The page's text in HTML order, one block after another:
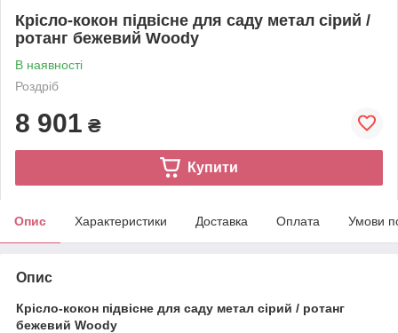
Крісло-кокон підвісне для саду метал сірий /
ротанг бежевий Woody
В наявності
Роздріб
8 901 ₴
Купити
Опис Характеристики Доставка Оплата Умови
Опис
Крісло-кокон підвісне для саду метал сірий / ротанг
бежевий Woody